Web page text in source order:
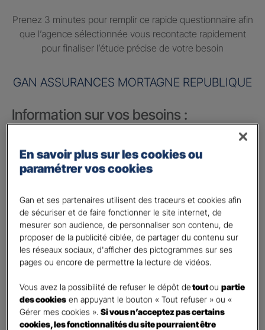
Prenez 3 minutes pour remplir ce rapide questionnaire afin
que l’agence sélectionnée vous recontacte rapidement
pour finaliser l’étude précise de votre besoin
GAN ASSURANCES MORTAGNE REPUBLIQUE
Information sur vos besoins :
votre vie privée
votre vie professionnelle
Vos informations :
Etes-vous déjà client Gan assurances ?*
Oui
Non
Civilité *
Madame
Monsieur
En savoir plus sur les cookies ou
paramétrer vos cookies
Gan et ses partenaires utilisent des traceurs et cookies afin
de sécuriser et de faire fonctionner le site internet, de
mesurer son audience, de personnaliser son contenu, de
proposer de la publicité ciblée, de partager du contenu sur
les réseaux sociaux, d'afficher des pictogrammes sur ses
pages ou encore de permettre la lecture de vidéos.
Vous avez la possibilité de refuser le dépôt detoutoupartie
des cookies en appuyant le bouton « Tout refuser » ou «
Gérer mes cookies ».Si vous n’acceptez pas certains
cookies, les fonctionnalités du site pourraient être